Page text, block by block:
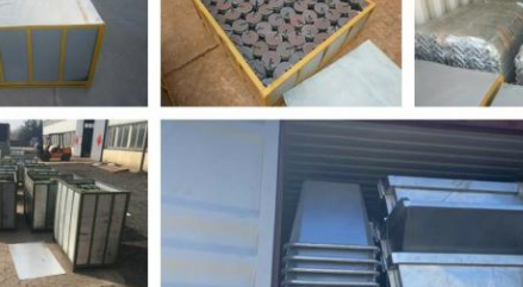
একটি বার্তা রেখে যান
আমরা শীঘ্রই আপনাকে আবার কল করব!